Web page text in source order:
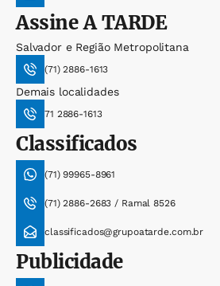
AssineA TARDE
Salvador e Região Metropolitana
(71) 2886-1613
Demais localidades
71 2886-1613
Classificados
(71) 99965-8961
(71) 2886-2683 / Ramal 8526
classificados@grupoatarde.com.br
Publicidade